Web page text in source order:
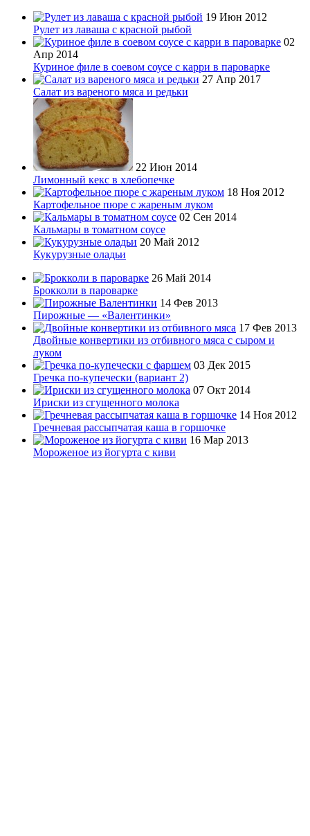
19 Июн 2012
Рулет из лаваша с красной рыбой
02
Апр 2014
Куриное филе в соевом соусе с карри в пароварке
27 Апр 2017
Салат из вареного мяса и редьки
22 Июн 2014
Лимонный кекс в хлебопечке
18 Ноя 2012
Картофельное пюре с жареным луком
02 Сен 2014
Кальмары в томатном соусе
20 Май 2012
Кукурузные оладьи
26 Май 2014
Брокколи в пароварке
14 Фев 2013
Пирожные — «Валентинки»
17 Фев 2013
Двойные конвертики из отбивного мяса с сыром и
луком
03 Дек 2015
Гречка по-купечески (вариант 2)
07 Окт 2014
Ириски из сгущенного молока
14 Ноя 2012
Гречневая рассыпчатая каша в горшочке
16 Мар 2013
Мороженое из йогурта с киви